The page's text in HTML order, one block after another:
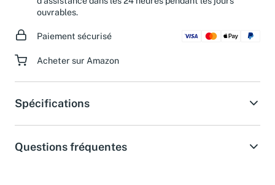
ouvrables.
Paiement sécurisé
Acheter sur Amazon
Spécifications
Questions fréquentes